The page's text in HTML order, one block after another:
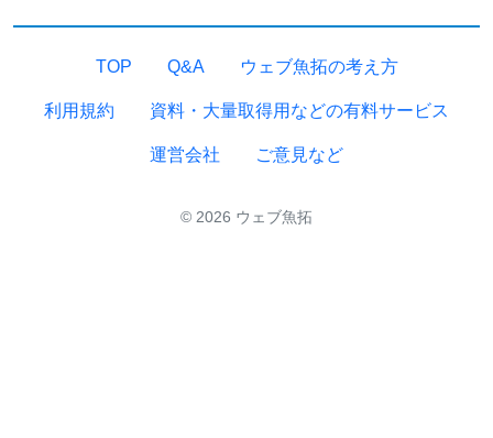
TOP Q&A ウェブ魚拓の考え方
利用規約 資料・大量取得用などの有料サービス
運営会社 ご意見など
© 2026 ウェブ魚拓